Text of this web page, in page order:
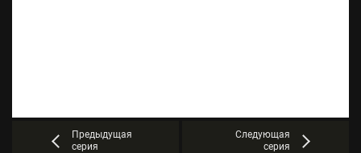
Предыдущая
серия
Следующая
серия